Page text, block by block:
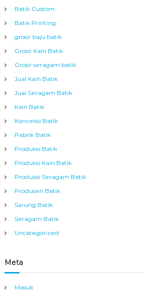
Batik Custom
Batik Printing
grosir baju batik
Grosir Kain Batik
Grosir seragam batik
Jual Kain Batik
Jual Seragam Batik
Kain Batik
Konveksi Batik
Pabrik Batik
Produksi Batik
Produksi Kain Batik
Produksi Seragam Batik
Produsen Batik
Sarung Batik
Seragam Batik
Uncategorized
Meta
Masuk